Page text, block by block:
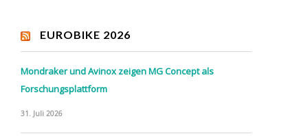
EUROBIKE 2026
Mondraker und Avinox zeigen MG Concept als
Forschungsplattform
31. Juli 2026